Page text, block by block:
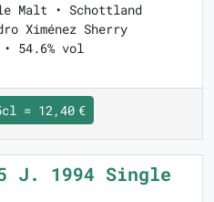
Malt • Schottland
Ximénez Sherry
• 54.6% vol
= 12,40 €
J. 1994 Single